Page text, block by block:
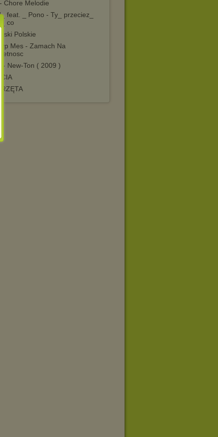
- Chore Melodie
feat. _ Pono - Ty_ przeciez_
co
Polskie
Mes - Zamach Na
- New-Ton ( 2009 )